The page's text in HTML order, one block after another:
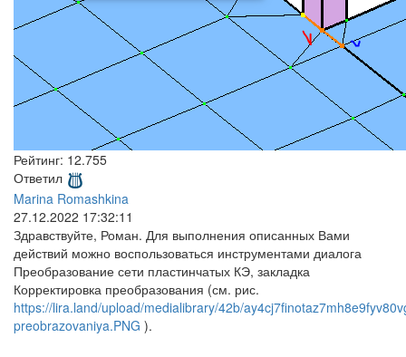
Рейтинг: 12.755
Ответил
Marina Romashkina
27.12.2022 17:32:11
Здравствуйте, Роман. Для выполнения описанных Вами
действий можно воспользоваться инструментами диалога
Преобразование сети пластинчатых КЭ, закладка
Корректировка преобразования (см. рис.
https://lira.land/upload/medialibrary/42b/
preobrazovaniya.PNG ).